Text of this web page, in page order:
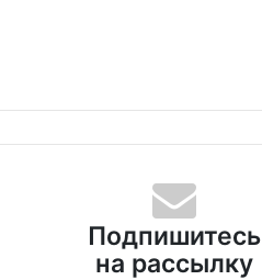
Подпишитесь
на рассылку